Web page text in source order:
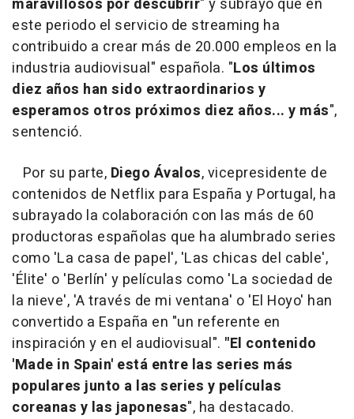
maravillosos por descubrir" y subrayó que en
este periodo el servicio de streaming ha
contribuido a crear más de 20.000 empleos en la
industria audiovisual" española. "Los últimos
diez años han sido extraordinarios y
esperamos otros próximos diez años... y más",
sentenció.
Por su parte, Diego Ávalos, vicepresidente de
contenidos de Netflix para España y Portugal, ha
subrayado la colaboración con las más de 60
productoras españolas que ha alumbrado series
como 'La casa de papel', 'Las chicas del cable',
'Élite' o 'Berlín' y películas como 'La sociedad de
la nieve', 'A través de mi ventana' o 'El Hoyo' han
convertido a España en "un referente en
inspiración y en el audiovisual". "El contenido
'Made in Spain' está entre las series más
populares junto a las series y películas
coreanas y las japonesas", ha destacado.